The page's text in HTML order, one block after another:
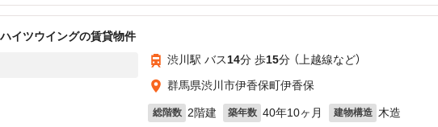
ハイツウイングの賃貸物件
渋川駅 バス14分 歩15分 （上越線など）
群馬県渋川市伊香保町伊香保
総階数 2階建 築年数 40年10ヶ月 建物構造 木造